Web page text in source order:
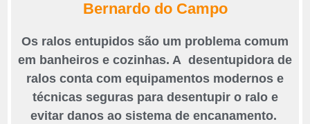
Bernardo do Campo
Os ralos entupidos são um problema comum
em banheiros e cozinhas. A desentupidora de
ralos conta com equipamentos modernos e
técnicas seguras para desentupir o ralo e
evitar danos ao sistema de encanamento.